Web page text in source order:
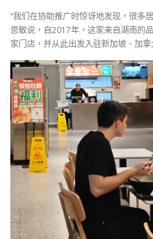
“我们在协助推广时惊讶地发现，很多
思敏说，自2017年，这家来自湖南的
家门店，并从此出发入驻新加坡、加拿